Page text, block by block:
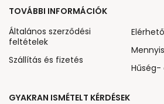
TOVÁBBI INFORMÁCIÓK
Általános szerződési
feltételek
Szállítás és fizetés
Hűség-
GYAKRAN ISMÉTELT KÉRDÉSEK